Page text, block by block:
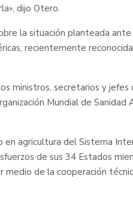
dijo Otero.
la situación planteada
recientemente
ministros, secretarios y jefes
Mundial de Sanidad
en agricultura del Sistema
de sus 34 Estados
de la cooperación